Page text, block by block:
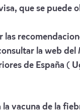
que se puede
las
la web
de España (
la vacuna de la